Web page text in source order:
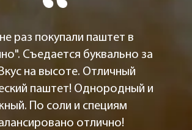
раз покупали паштет в
Съедается буквально за
на высоте. Отличный
паштет! Однородный и
По соли и специям
отлично!